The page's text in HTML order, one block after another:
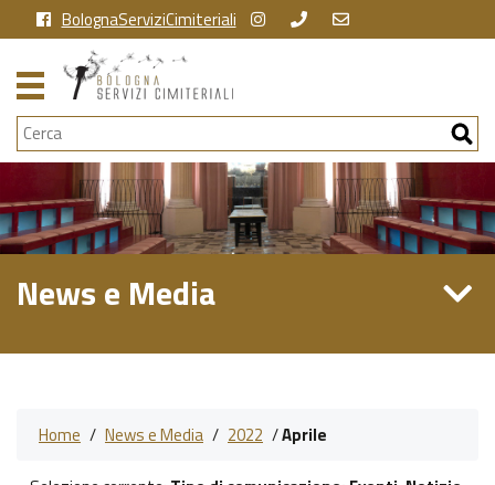
BolognaServiziCimiteriali
Cerca
News e Media
Home / News e Media / 2022 /Aprile